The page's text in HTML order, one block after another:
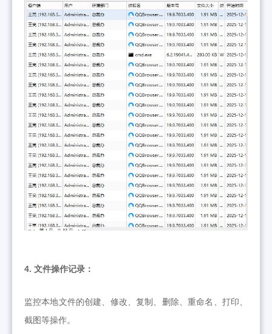
4. 文件操作记录：
监控本地文件的创建、修改、复制、删除、重命名、打印、
截图等操作。